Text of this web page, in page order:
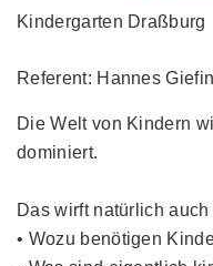
Kindergarten Draßburg
Referent: Hannes
Die Welt von Kindern
dominiert.
Das wirft natürlich
• Wozu benötigen